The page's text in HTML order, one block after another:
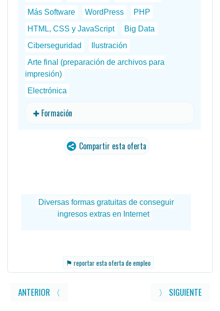
Más Software
WordPress
PHP
HTML, CSS y JavaScript
Big Data
Ciberseguridad
Ilustración
Arte final (preparación de archivos para
impresión)
Electrónica
✚ Formación
Compartir esta oferta
⚑ reportar esta oferta de empleo
ANTERIOR 〈 〉 SIGUIENTE